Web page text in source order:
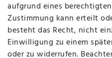
47533 Kleve
Montag, Dienstag,
09:00 Uhr bis 13:00 Uhr
aufgrund eines
Zustimmung kann erteilt
besteht das Recht, nicht
Einwilligung zu einem
oder zu widerrufen.